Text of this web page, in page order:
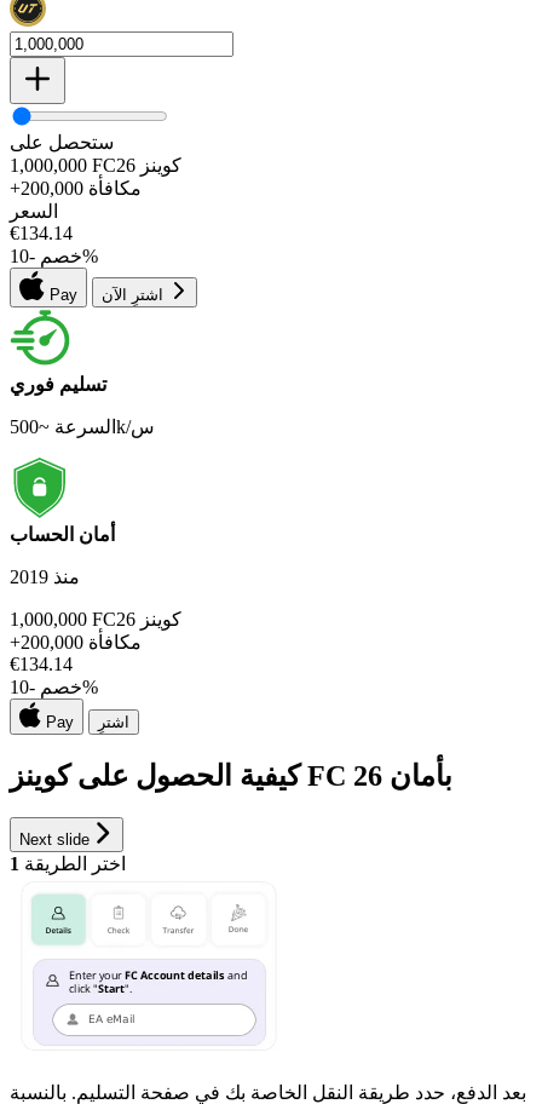
ستحصل على
1,000,000 FC26 كوينز
+200,000 مكافأة
السعر
€134.14
خصم -
10 %
Pay
تسليم فوري
السرعة ~500k/س
أمان الحساب
منذ 2019
1,000,000
FC26 كوينز
+200,000 مكافأة
€134.14
خصم -10 %
Pay اشترِ
كيفية الحصول على كوينز FC 26 بأمان
Next slide
1 اختر الطريقة
بعد الدفع، حدد طريقة النقل الخاصة بك في صفحة التسليم. بالنسبة